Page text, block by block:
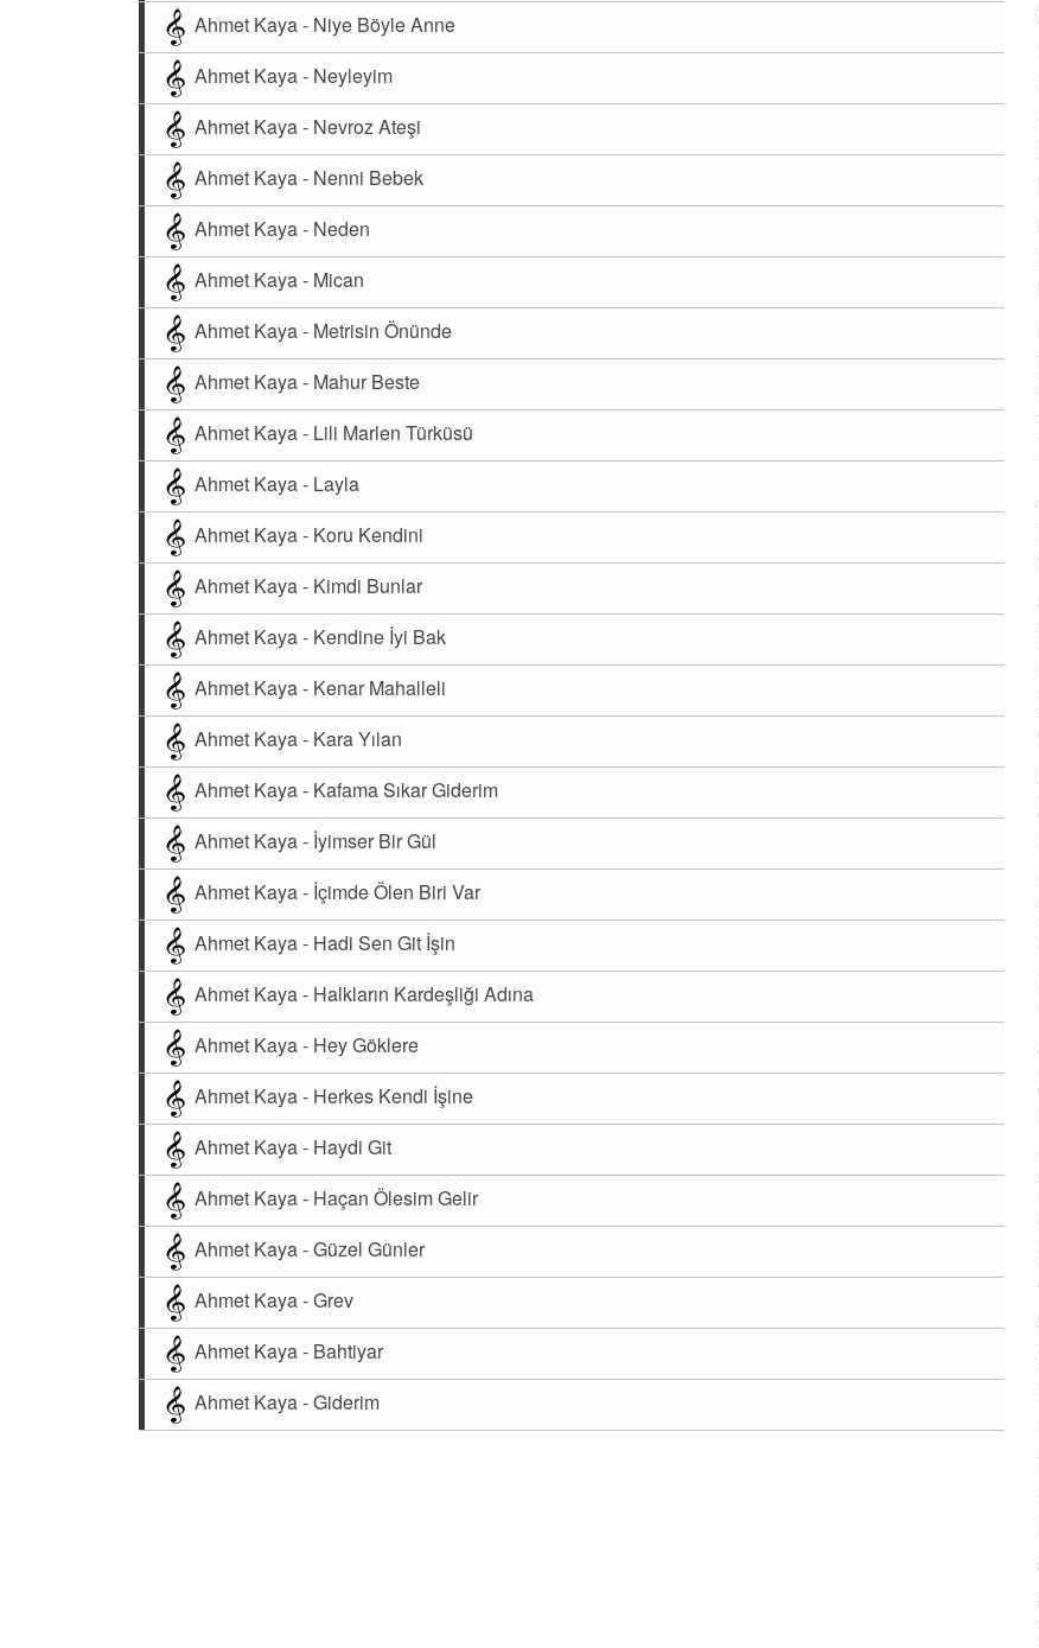
Ahmet Kaya - Niye Böyle Anne
Ahmet Kaya - Neyleyim
Ahmet Kaya - Nevroz Ateşi
Ahmet Kaya - Nenni Bebek
Ahmet Kaya - Neden
Ahmet Kaya - Mican
Ahmet Kaya - Metrisin Önünde
Ahmet Kaya - Mahur Beste
Ahmet Kaya - Lili Marlen Türküsü
Ahmet Kaya - Layla
Ahmet Kaya - Koru Kendini
Ahmet Kaya - Kimdi Bunlar
Ahmet Kaya - Kendine İyi Bak
Ahmet Kaya - Kenar Mahalleli
Ahmet Kaya - Kara Yılan
Ahmet Kaya - Kafama Sıkar Giderim
Ahmet Kaya - İyimser Bir Gül
Ahmet Kaya - İçimde Ölen Biri Var
Ahmet Kaya - Hadi Sen Git İşin
Ahmet Kaya - Halkların Kardeşliği Adına
Ahmet Kaya - Hey Göklere
Ahmet Kaya - Herkes Kendi İşine
Ahmet Kaya - Haydi Git
Ahmet Kaya - Haçan Ölesim Gelir
Ahmet Kaya - Güzel Günler
Ahmet Kaya - Grev
Ahmet Kaya - Bahtiyar
Ahmet Kaya - Giderim